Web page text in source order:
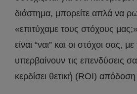
διάστημα, μπορείτε απλά να
«επιτύχαμε τους στόχους
είναι “ναι” και οι στόχοι σας,
υπερβαίνουν τις επενδύσεις
κερδίσει θετική (ROI)